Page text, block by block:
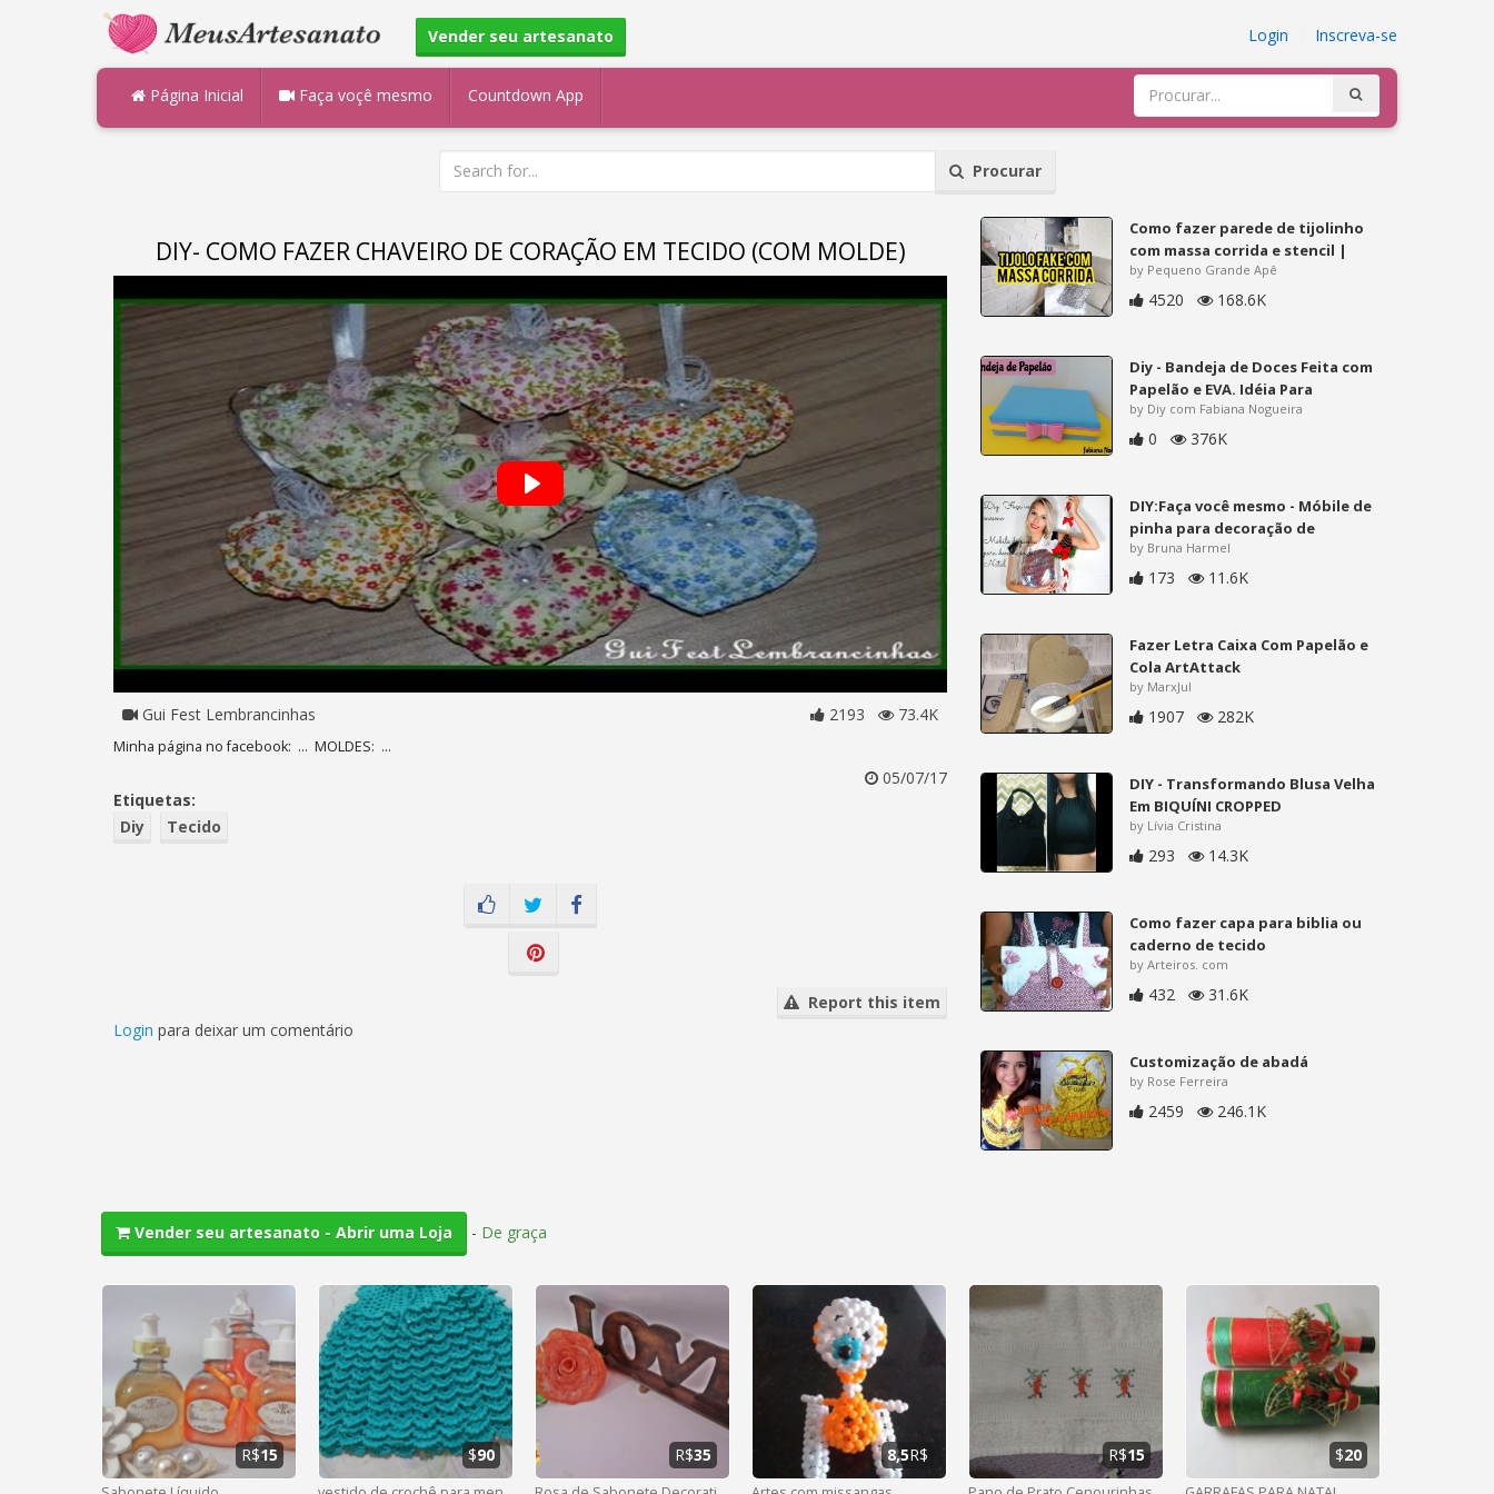
Vender seu artesanato Login Inscreva-se
Página Inicial Faça voçê mesmo Countdown App
Procurar
DIY- COMO FAZER CHAVEIRO DE CORAÇÃO EM TECIDO (COM MOLDE)
Gui Fest Lembrancinhas 2193 73.4K
Minha página no facebook: ... MOLDES: ...
05/07/17
Etiquetas:
Diy
Tecido
Report this item
Login para deixar um comentário
Como fazer parede de tijolinho
com massa corrida e stencil |
by Pequeno Grande Apê
4520 168.6K
Diy - Bandeja de Doces Feita com
Papelão e EVA. Idéia Para
by Diy com Fabiana Nogueira
0 376K
DIY:Faça você mesmo - Móbile de
pinha para decoração de
by Bruna Harmel
173 11.6K
Fazer Letra Caixa Com Papelão e
Cola ArtAttack
by MarxJul
1907 282K
DIY - Transformando Blusa Velha
Em BIQUÍNI CROPPED
by Lívia Cristina
293 14.3K
Como fazer capa para biblia ou
caderno de tecido
by Arteiros. com
432 31.6K
Customização de abadá
by Rose Ferreira
2459 246.1K
Vender seu artesanato - Abrir uma Loja - De graça
R$15 $90 R$35 8,5R$ R$15 $20